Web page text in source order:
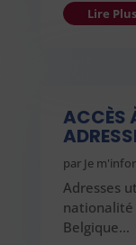
Lire Plus
ACCÈS
par Je
Adresses
nationalité
Belgique…